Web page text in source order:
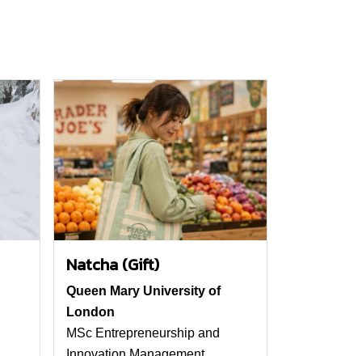
Natcha (Gift)
Queen Mary University of
London
MSc Entrepreneurship and